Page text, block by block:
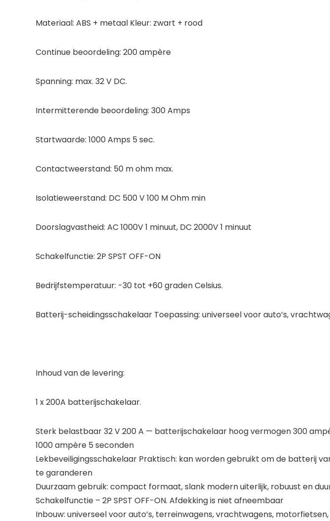
Materiaal: ABS + metaal Kleur: zwart + rood
Continue beoordeling: 200 ampère
Spanning: max. 32 V DC.
Intermitterende beoordeling: 300 Amps
Startwaarde: 1000 Amps 5 sec.
Contactweerstand: 50 m ohm max.
Isolatieweerstand: DC 500 V 100 M Ohm min
Doorslagvastheid: AC 1000V 1 minuut, DC 2000V 1 minuut
Schakelfunctie: 2P SPST OFF-ON
Bedrijfstemperatuur: -30 tot +60 graden Celsius.
Batterij-scheidingsschakelaar Toepassing: universeel voor auto’s,
Inhoud van de levering:
1 x 200A batterijschakelaar.
Sterk belastbaar 32 V 200 A — batterijschakelaar hoog vermogen 300
1000 ampère 5 seconden
Lekbeveiligingsschakelaar Praktisch: kan worden gebruikt om de batterij
te garanderen
Duurzaam gebruik: compact formaat, slank modern uiterlijk, robuust en
Schakelfunctie – 2P SPST OFF-ON. Afdekking is niet afneembaar
Inbouw: universeel voor auto’s, terreinwagens, vrachtwagens,